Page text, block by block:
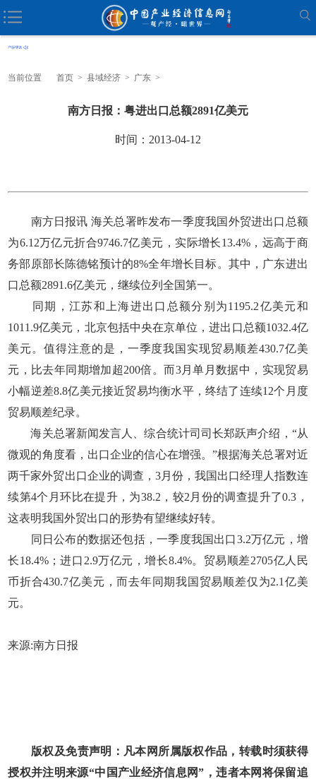
当前位置 首页 > 县域经济 > 广东 >
南方日报：粤进出口总额2891亿美元
时间：2013-04-12
南方日报讯 海关总署昨发布一季度我国外贸进出口总额
为6.12万亿元折合9746.7亿美元，实际增长13.4%，远高于商
务部原部长陈德铭预计的8%全年增长目标。其中，广东进出
口总额2891.6亿美元，继续位列全国第一。
同期，江苏和上海进出口总额分别为1195.2亿美元和
1011.9亿美元，北京包括中央在京单位，进出口总额1032.4亿
美元。值得注意的是，一季度我国实现贸易顺差430.7亿美
元，比去年同期增加超200倍。而3月单月数据中，实现贸易
小幅逆差8.8亿美元接近贸易均衡水平，终结了连续12个月度
贸易顺差纪录。
海关总署新闻发言人、综合统计司司长郑跃声介绍，“从
微观的角度看，出口企业的信心在增强。”根据海关总署对近
两千家外贸出口企业的调查，3月份，我国出口经理人指数连
续第4个月环比在提升，为38.2，较2月份的调查提升了0.3，
这表明我国外贸出口的形势有望继续好转。
同日公布的数据还包括，一季度我国出口3.2万亿元，增
长18.4%；进口2.9万亿元，增长8.4%。贸易顺差2705亿人民
币折合430.7亿美元，而去年同期我国贸易顺差仅为2.1亿美
元。
来源:南方日报
版权及免责声明：凡本网所属版权作品，转载时须获得
授权并注明来源“中国产业经济信息网”，违者本网将保留追